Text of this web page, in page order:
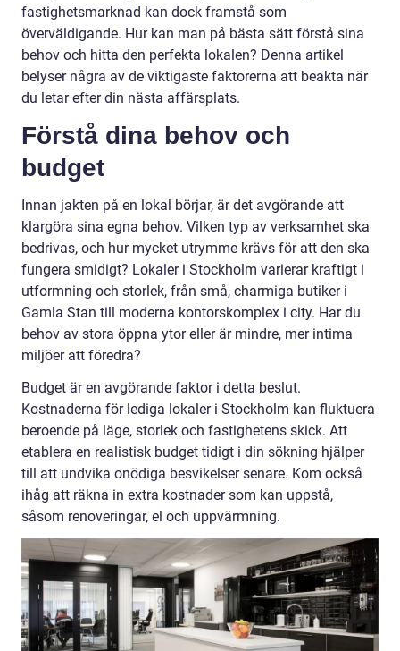
fastighetsmarknad kan dock framstå som
överväldigande. Hur kan man på bästa sätt förstå sina
behov och hitta den perfekta lokalen? Denna artikel
belyser några av de viktigaste faktorerna att beakta när
du letar efter din nästa affärsplats.
Förstå dina behov och
budget
Innan jakten på en lokal börjar, är det avgörande att
klargöra sina egna behov. Vilken typ av verksamhet ska
bedrivas, och hur mycket utrymme krävs för att den ska
fungera smidigt? Lokaler i Stockholm varierar kraftigt i
utformning och storlek, från små, charmiga butiker i
Gamla Stan till moderna kontorskomplex i city. Har du
behov av stora öppna ytor eller är mindre, mer intima
miljöer att föredra?
Budget är en avgörande faktor i detta beslut.
Kostnaderna för lediga lokaler i Stockholm kan fluktuera
beroende på läge, storlek och fastighetens skick. Att
etablera en realistisk budget tidigt i din sökning hjälper
till att undvika onödiga besvikelser senare. Kom också
ihåg att räkna in extra kostnader som kan uppstå,
såsom renoveringar, el och uppvärmning.